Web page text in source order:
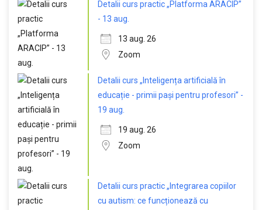
Detalii curs practic „Platforma ARACIP”
- 13 aug.
13 aug. 26
Zoom
Detalii curs „Inteligența artificială în
educație - primii pași pentru profesori” -
19 aug.
19 aug. 26
Zoom
Detalii curs practic „Integrarea copiilor
cu autism: ce funcționează cu